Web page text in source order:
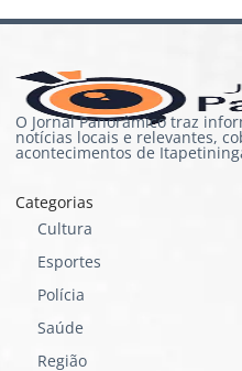
O Jornal Panorâmico traz
notícias locais e relevantes,
acontecimentos de
Categorias
Cultura
Esportes
Polícia
Saúde
Região